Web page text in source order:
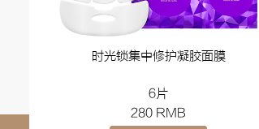
时光锁集中修护凝胶面膜
6片
280 RMB